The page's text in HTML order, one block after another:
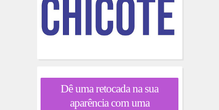
Dê uma retocada na sua
aparência com uma